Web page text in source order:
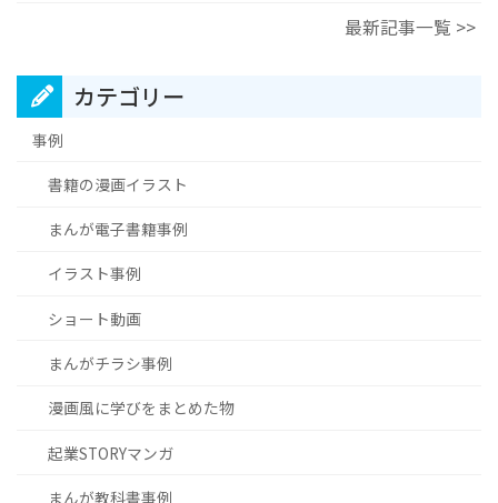
最新記事一覧 >>
カテゴリー
事例
書籍の漫画イラスト
まんが電子書籍事例
イラスト事例
ショート動画
まんがチラシ事例
漫画風に学びをまとめた物
起業STORYマンガ
まんが教科書事例